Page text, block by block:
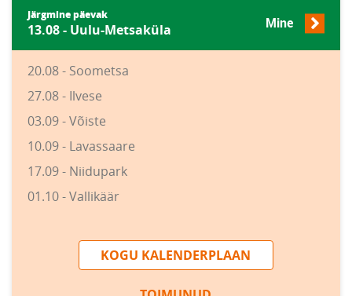
Järgmine päevak
13.08 - Uulu-Metsaküla Mine
20.08 - Soometsa
27.08 - Ilvese
03.09 - Võiste
10.09 - Lavassaare
17.09 - Niidupark
01.10 - Vallikäär
KOGU KALENDERPLAAN